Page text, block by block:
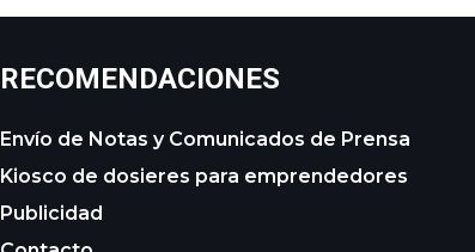
RECOMENDACIONES
Envío de Notas y Comunicados de Prensa
Kiosco de dosieres para emprendedores
Publicidad